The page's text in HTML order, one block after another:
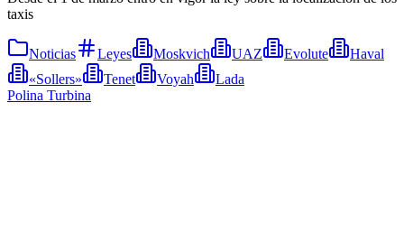
taxis
Noticias Leyes Moskvich UAZ Evolute
Haval
«Sollers»
Tenet Voyah
Lada
Polina Turbina